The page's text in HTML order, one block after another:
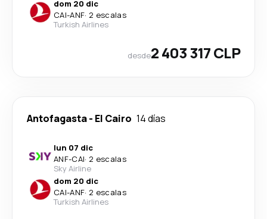
dom 20 dic
CAI-ANF· 2 escalas
Turkish Airlines
desde2 403 317 CLP
Antofagasta- El Cairo 14 días
lun 07 dic
ANF-CAI· 2 escalas
Sky Airline
dom 20 dic
CAI-ANF· 2 escalas
Turkish Airlines